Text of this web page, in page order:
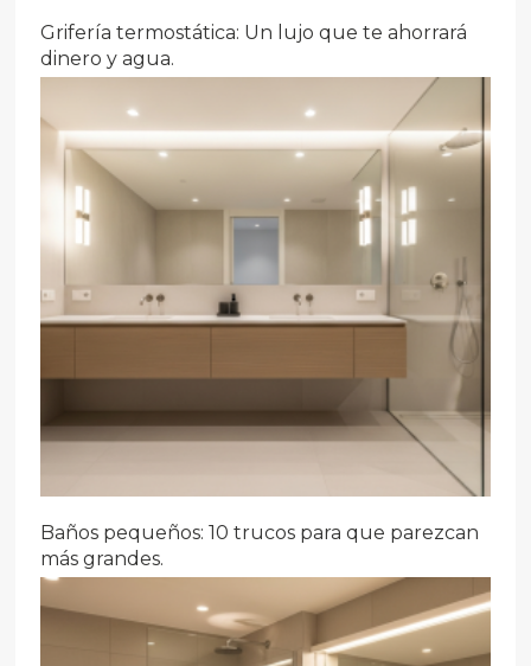
Grifería termostática: Un lujo que te ahorrará
dinero y agua.
Baños pequeños: 10 trucos para que parezcan
más grandes.